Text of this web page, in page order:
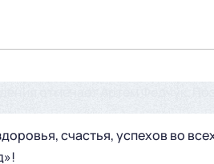
счастья, успехов во